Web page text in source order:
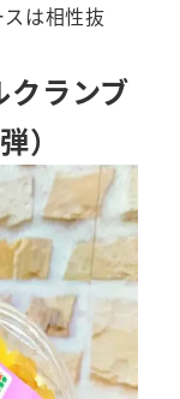
は相性抜
クランブ
）